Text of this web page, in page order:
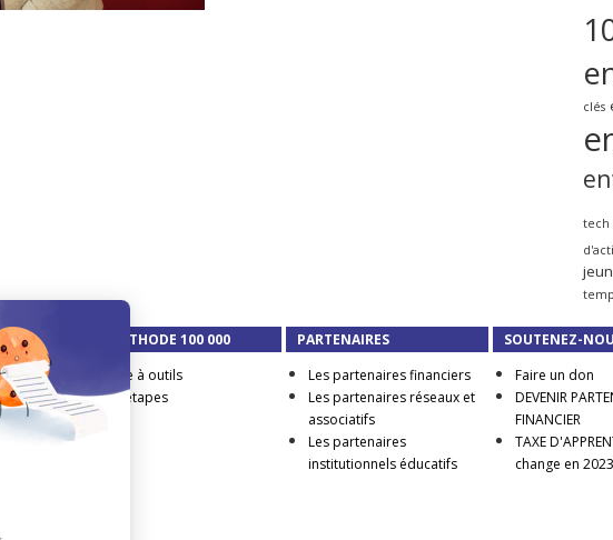
clés
tech
?
100.000
LA MÉTHODE 100 000
boite à outils
Les étapes
PARTENAIRES
Les partenaires financiers
Les partenaires réseaux et
associatifs
Les partenaires
institutionnels éducatifs
SOUTENEZ-
Faire un don
DEVENIR
FINANCIER
TAXE
change en